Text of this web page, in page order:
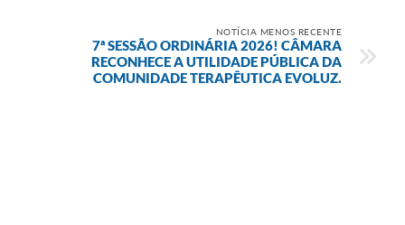
NOTÍCIA MENOS RECENTE
7ª SESSÃO ORDINÁRIA 2026! CÂMARA
RECONHECE A UTILIDADE PÚBLICA DA
COMUNIDADE TERAPÊUTICA EVOLUZ.